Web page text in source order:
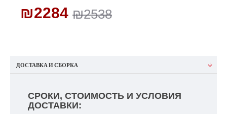
₪2538
₪2284
ДОСТАВКА И СБОРКА
СРОКИ, СТОИМОСТЬ И УСЛОВИЯ
ДОСТАВКИ: